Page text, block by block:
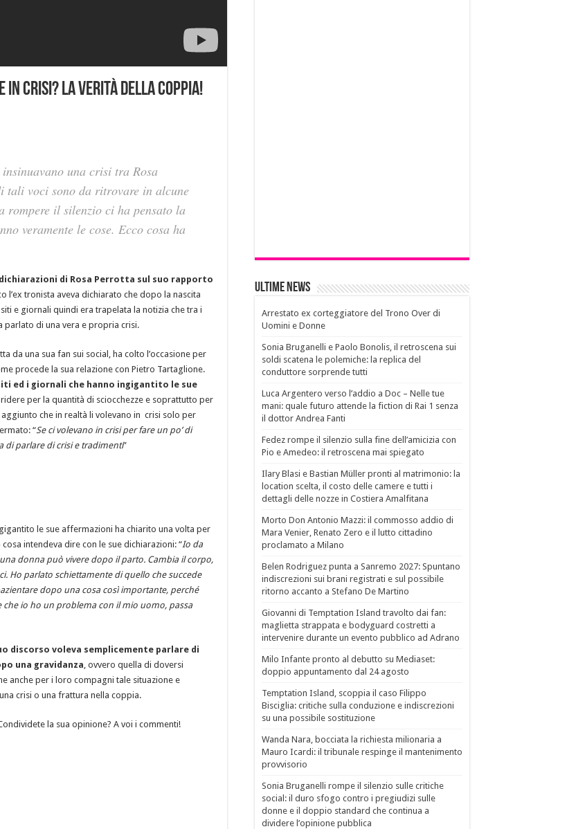
Crisi? La Verità Della Coppia!
una crisi tra Rosa
tali voci sono da ritrovare in alcune
rompere il silenzio ci ha pensato la
veramente le cose. Ecco cosa ha
dichiarazioni di Rosa Perrotta sul suo rapporto
l’ex tronista aveva dichiarato che dopo la nascita
e giornali quindi era trapelata la notizia che tra i
di una vera e propria crisi.
da una sua fan sui social, ha colto l’occasione per
procede la sua relazione con Pietro Tartaglione.
ed i giornali che hanno ingigantito le sue
per la quantità di sciocchezze e soprattutto per
aggiunto che in realtà li volevano in crisi solo per
“Se ci volevano in crisi per fare un po’ di
di parlare di crisi e tradimenti”
le sue affermazioni ha chiarito una volta per
intendeva dire con le sue dichiarazioni: “Io da
donna può vivere dopo il parto. Cambia il corpo,
Ho parlato schiettamente di quello che succede
dopo una cosa così importante, perché
io ho un problema con il mio uomo, passa
discorso voleva semplicemente parlare di
una gravidanza, ovvero quella di doversi
anche per i loro compagni tale situazione e
crisi o una frattura nella coppia.
la sua opinione? A voi i commenti!
Ultime News
Arrestato ex corteggiatore del Trono Over di
Uomini e Donne
Sonia Bruganelli e Paolo Bonolis, il retroscena sui
soldi scatena le polemiche: la replica del
conduttore sorprende tutti
Luca Argentero verso l’addio a Doc – Nelle tue
mani: quale futuro attende la fiction di Rai 1 senza
il dottor Andrea Fanti
Fedez rompe il silenzio sulla fine dell’amicizia con
Pio e Amedeo: il retroscena mai spiegato
Ilary Blasi e Bastian Müller pronti al matrimonio: la
location scelta, il costo delle camere e tutti i
dettagli delle nozze in Costiera Amalfitana
Morto Don Antonio Mazzi: il commosso addio di
Mara Venier, Renato Zero e il lutto cittadino
proclamato a Milano
Belen Rodriguez punta a Sanremo 2027: Spuntano
indiscrezioni sui brani registrati e sul possibile
ritorno accanto a Stefano De Martino
Giovanni di Temptation Island travolto dai fan:
maglietta strappata e bodyguard costretti a
intervenire durante un evento pubblico ad Adrano
Milo Infante pronto al debutto su Mediaset:
doppio appuntamento dal 24 agosto
Temptation Island, scoppia il caso Filippo
Bisciglia: critiche sulla conduzione e indiscrezioni
su una possibile sostituzione
Wanda Nara, bocciata la richiesta milionaria a
Mauro Icardi: il tribunale respinge il mantenimento
provvisorio
Sonia Bruganelli rompe il silenzio sulle critiche
social: il duro sfogo contro i pregiudizi sulle
donne e il doppio standard che continua a
dividere l’opinione pubblica